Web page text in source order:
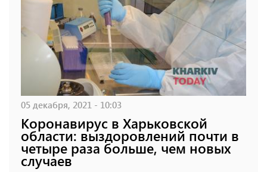
05 декабря, 2021 - 10:03
Коронавирус в Харьковской
области: выздоровлений почти в
четыре раза больше, чем новых
случаев